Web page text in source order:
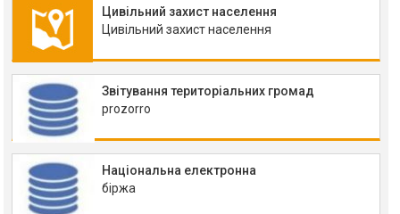
Цивільний захист населення
Цивільний захист населення
Звітування територіальних громад
prozorro
Національна електронна
біржа